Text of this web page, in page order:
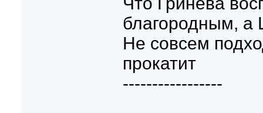
благородным, а
Не совсем
прокатит
-----------------